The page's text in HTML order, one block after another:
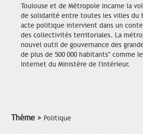
Toulouse et de Métropole incarne la
de solidarité entre toutes les villes du
acte politique intervient dans un
des collectivités territoriales. La
nouvel outil de gouvernance des
de plus de 500 000 habitants" comme
Internet du Ministère de l'intérieur.
Thème > Politique